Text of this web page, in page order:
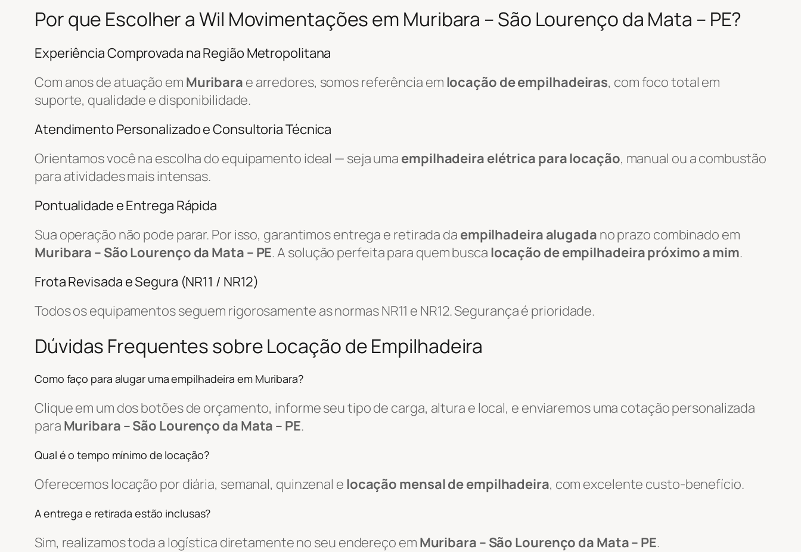
Por que Escolher a Wil Movimentações em Muribara – São Lourenço da Mata – PE?
Experiência Comprovada na Região Metropolitana
Com anos de atuação em Muribara e arredores, somos referência em locação de empilhadeiras, com foco total em
suporte, qualidade e disponibilidade.
Atendimento Personalizado e Consultoria Técnica
Orientamos você na escolha do equipamento ideal — seja uma empilhadeira elétrica para locação, manual ou a combustão
para atividades mais intensas.
Pontualidade e Entrega Rápida
Sua operação não pode parar. Por isso, garantimos entrega e retirada da empilhadeira alugada no prazo combinado em
Muribara – São Lourenço da Mata – PE. A solução perfeita para quem busca locação de empilhadeira próximo a mim.
Frota Revisada e Segura (NR11 / NR12)
Todos os equipamentos seguem rigorosamente as normas NR11 e NR12. Segurança é prioridade.
Dúvidas Frequentes sobre Locação de Empilhadeira
Como faço para alugar uma empilhadeira em Muribara?
Clique em um dos botões de orçamento, informe seu tipo de carga, altura e local, e enviaremos uma cotação personalizada
para Muribara – São Lourenço da Mata – PE.
Qual é o tempo mínimo de locação?
Oferecemos locação por diária, semanal, quinzenal e locação mensal de empilhadeira, com excelente custo-benefício.
A entrega e retirada estão inclusas?
Sim, realizamos toda a logística diretamente no seu endereço em Muribara – São Lourenço da Mata – PE.